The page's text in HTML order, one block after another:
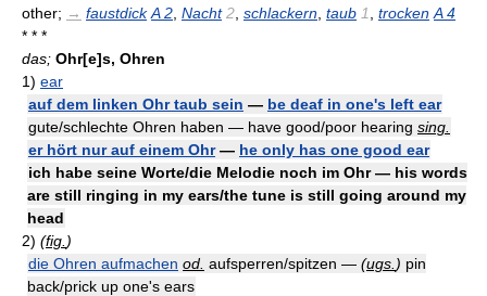
other; → faustdick A 2 Nacht 2 schlackern taub 1 trocken A 4
* * *
das; Ohr[e]s, Ohren
1) ear
auf dem linken Ohr taub sein — be deaf in one's left ear
gute/schlechte Ohren haben — have good/poor hearing sing.
er hört nur auf einem Ohr— he only has one good ear
ich habe seine Worte/die Melodie noch im Ohr — his words
are still ringing in my ears/the tune is still going around my
head
2) (fig. )
die Ohren aufmachen od. aufsperren/spitzen — (ugs. ) pin
back/prick up one's ears